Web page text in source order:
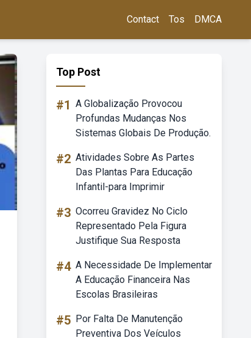
Contact Tos DMCA
Top Post
#1 A Globalização Provocou
Profundas Mudanças Nos
Sistemas Globais De Produção.
#2 Atividades Sobre As Partes
Das Plantas Para Educação
Infantil-para Imprimir
#3 Ocorreu Gravidez No Ciclo
Representado Pela Figura
Justifique Sua Resposta
#4 A Necessidade De Implementar
A Educação Financeira Nas
Escolas Brasileiras
#5 Por Falta De Manutenção
Preventiva Dos Veículos